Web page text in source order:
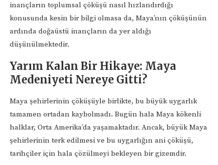
inançların toplumsal çöküşü nasıl hızlandırdığı
konusunda kesin bir bilgi olmasa da, Maya’nın çöküşünün
ardında doğaüstü inançların da yer aldığı
düşünülmektedir.
Yarım Kalan Bir Hikaye: Maya
Medeniyeti Nereye Gitti?
Maya şehirlerinin çöküşüyle birlikte, bu büyük uygarlık
tamamen ortadan kaybolmadı. Bugün hala Maya kökenli
halklar, Orta Amerika’da yaşamaktadır. Ancak, büyük Maya
şehirlerinin terk edilmesi ve bu uygarlığın ani çöküşü,
tarihçiler için hala çözülmeyi bekleyen bir gizemdir.